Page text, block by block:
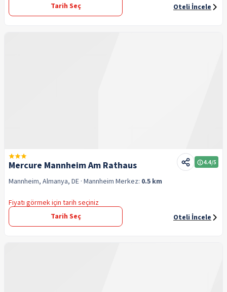
Tarih Seç
Oteli İncele
Mercure Mannheim Am Rathaus 4.4/5
Mannheim, Almanya, DE · Mannheim Merkez: 0.5 km
Fiyatı görmek için tarih seçiniz
Tarih Seç
Oteli İncele